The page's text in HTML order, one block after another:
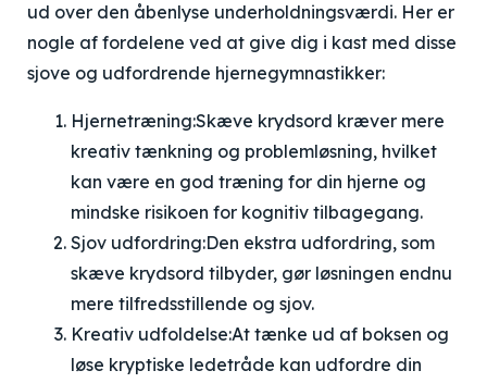
ud over den åbenlyse underholdningsværdi. Her er
nogle af fordelene ved at give dig i kast med disse
sjove og udfordrende hjernegymnastikker:
Hjernetræning:Skæve krydsord kræver mere
kreativ tænkning og problemløsning, hvilket
kan være en god træning for din hjerne og
mindske risikoen for kognitiv tilbagegang.
Sjov udfordring:Den ekstra udfordring, som
skæve krydsord tilbyder, gør løsningen endnu
mere tilfredsstillende og sjov.
Kreativ udfoldelse:At tænke ud af boksen og
løse kryptiske ledetråde kan udfordre din